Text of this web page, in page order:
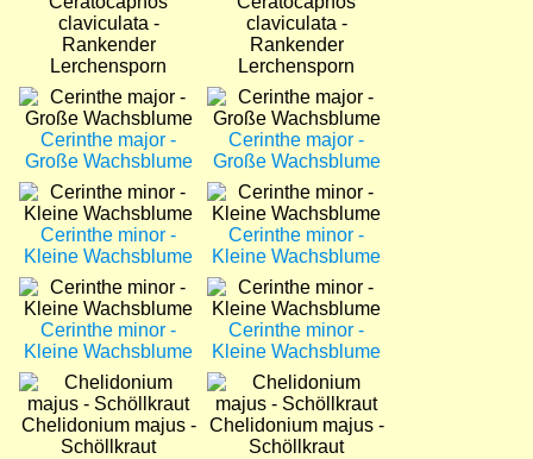
claviculata -
Rankender
Lerchensporn
claviculata -
Rankender
Lerchensporn
Bild
Cerinthe major -
Große Wachsblume
Bild
Cerinthe major -
Große Wachsblume
Bild
Cerinthe minor -
Kleine Wachsblume
Bild
Cerinthe minor -
Kleine Wachsblume
Bild
Cerinthe minor -
Kleine Wachsblume
Bild
Cerinthe minor -
Kleine Wachsblume
Bild
Chelidonium majus -
Schöllkraut
Bild
Chelidonium majus -
Schöllkraut